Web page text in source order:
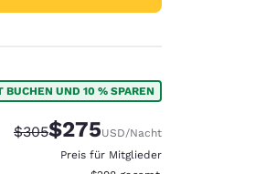
BUCHEN UND 10 % SPAREN
Durchgestrichener Preis:
$305Vergünstigter Preis:
$275USD/Nacht
Preis für Mitglieder